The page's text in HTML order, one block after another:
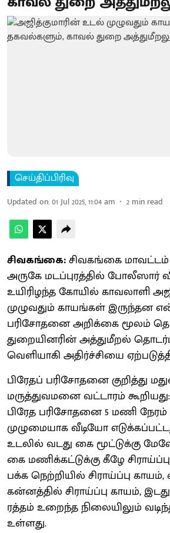
செய்திப்பிரிவு
Updated on:01 Jul 2025, 11:04 am 2 min read
சிவகங்கை:சிவகங்கை மாவட்டம்
அருகே மடப்புரத்தில் போலீஸார்
உயிரிழந்த கோயில் காவலாளி
முழுவதும் காயங்கள் இருந்தன
பரிசோதனை அறிக்கை மூலம்
துறையினரின் அத்துமீறல்
வெளியாகி அதிர்ச்சியை
பிரேதப் பரிசோதனை குறித்து
மருத்துவமனை வட்டாரம் கூறியது:
பிரேத பரிசோதனை 5 மணி நேரம்
முழுமையாக வீடியோ
உடலில் வடது கை மூட்டுக்கு
கை மணிக்கட்டுக்கு கீழே
பக்க நெற்றியில் சிராய்ப்பு
கன்னத்தில் சிராய்ப்பு காயம்,
ரத்தம் உறைந்த நிலையிலும்
உள்ளது.